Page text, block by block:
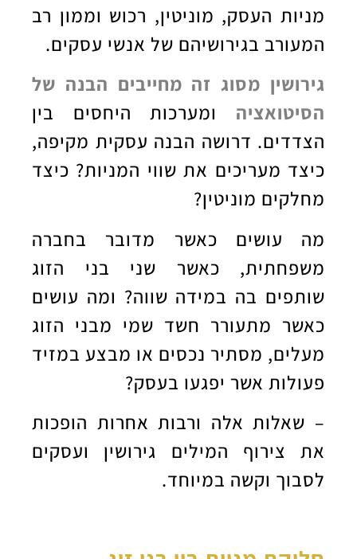
מניות העסק, מוניטין, רכוש וממון רב
המעורב בגירושיהם של אנשי עסקים.
גירושין מסוג זה מחייבים הבנה של
הסיטואציה ומערכות היחסים בין
הצדדים. דרושה הבנה עסקית מקיפה,
כיצד מעריכים את שווי המניות? כיצד
מחלקים מוניטין?
מה עושים כאשר מדובר בחברה
משפחתית, כאשר שני בני הזוג
שותפים בה במידה שווה? ומה עושים
כאשר מתעורר חשד שמי מבני הזוג
מעלים, מסתיר נכסים או מבצע במזיד
פעולות אשר יפגעו בעסק?
– שאלות אלה ורבות אחרות הופכות
את צירוף המילים גירושין ועסקים
לסבוך וקשה במיוחד.